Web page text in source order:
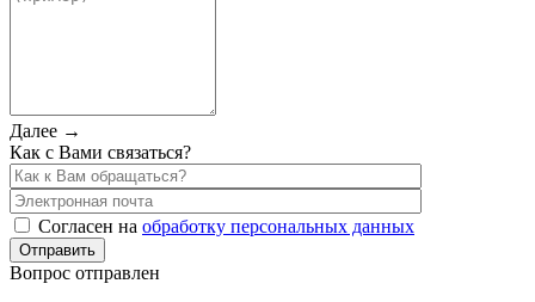
Далее →
Как с Вами связаться?
Согласен на обработку персональных данных
Вопрос отправлен